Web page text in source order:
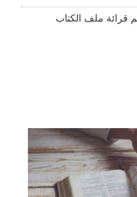
قرائة ملف الكتاب